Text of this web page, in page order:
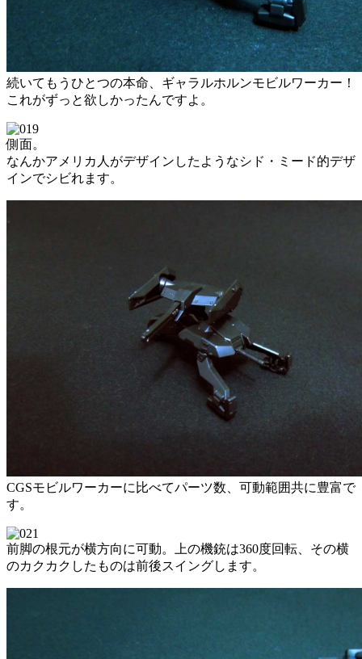
続いてもうひとつの本命、ギャラルホルンモビルワーカー！
これがずっと欲しかったんですよ。
側面。
なんかアメリカ人がデザインしたようなシド・ミード的デザ
インでシビれます。
CGSモビルワーカーに比べてパーツ数、可動範囲共に豊富で
す。
前脚の根元が横方向に可動。上の機銃は360度回転、その横
のカクカクしたものは前後スイングします。